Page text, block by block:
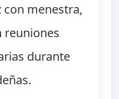
con menestra,
reuniones
durante